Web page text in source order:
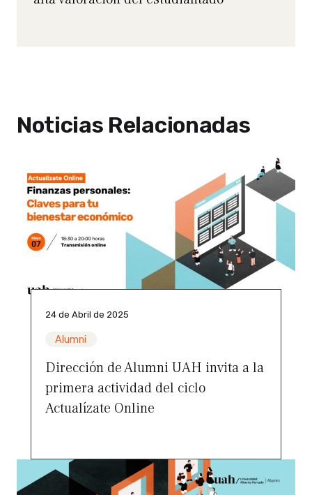
Noticias Relacionadas
24 de Abril de 2025
Alumni
Dirección de Alumni UAH invita a la
primera actividad del ciclo
Actualízate Online